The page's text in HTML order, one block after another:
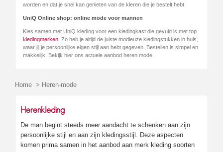
worden en dat je snel kan genieten van de kleren die je bestelt hebt.
UniQ Online shop: online mode voor mannen
Kies samen met UniQ kleding voor een kledingkast die gevuld is met top
kledingmerken . Zo heb je altijd de juiste modieuze kledingstukken in huis,
waar jij je persoonlijke eigen stijl aan hebt gegeven. Bestellen is simpel en
makkelijk. Bekijk hier ons actuele aanbod heren mode.
Home > Heren-mode
Herenkleding
De man begint steeds meer aandacht te schenken aan zijn
persoonlijke stijl en aan zijn kledingsstijl. Deze aspecten
komen prima samen in het aanbod aan merk kleding soorten